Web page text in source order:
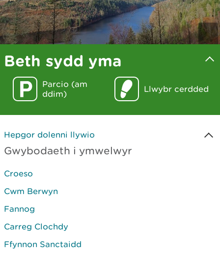
Beth sydd yma
Parcio (am
ddim)
Llwybr cerdded
Hepgor dolenni llywio
Gwybodaeth i ymwelwyr
Croeso
Cwm Berwyn
Fannog
Carreg Clochdy
Ffynnon Sanctaidd